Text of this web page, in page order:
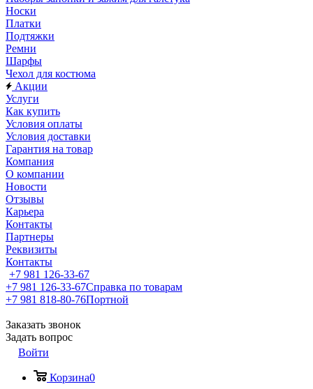
Носки
Платки
Подтяжки
Ремни
Шарфы
Чехол для костюма
Акции
Услуги
Как купить
Условия оплаты
Условия доставки
Гарантия на товар
Компания
О компании
Новости
Отзывы
Карьера
Контакты
Партнеры
Реквизиты
Контакты
+7 981 126-33-67
+7 981 126-33-67Справка по товарам
+7 981 818-80-76Портной
Заказать звонок
Задать вопрос
Войти
Корзина0